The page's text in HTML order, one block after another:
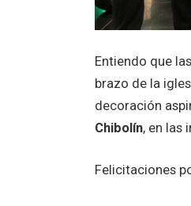
Entiendo que
brazo de la
decoración
Chibolín, en las
Felicitaciones